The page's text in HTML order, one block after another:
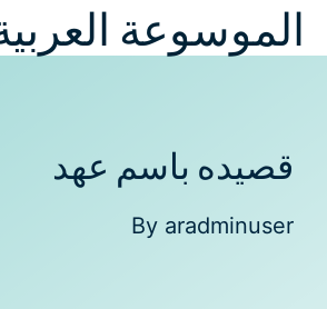
انتقلالموسوعة
قصيده باسم عهد
By aradminuser